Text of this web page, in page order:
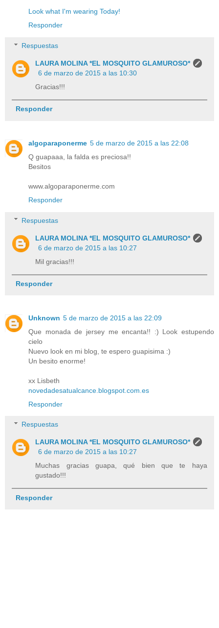
Look what I'm wearing Today!
Responder
Respuestas
LAURA MOLINA *EL MOSQUITO GLAMUROSO*
6 de marzo de 2015 a las 10:30
Gracias!!!
Responder
algoparaponerme 5 de marzo de 2015 a las 22:08
Q guapaaa, la falda es preciosa!!
Besitos
www.algoparaponerme.com
Responder
Respuestas
LAURA MOLINA *EL MOSQUITO GLAMUROSO*
6 de marzo de 2015 a las 10:27
Mil gracias!!!
Responder
Unknown 5 de marzo de 2015 a las 22:09
Que monada de jersey me encanta!! :) Look estupendo
cielo
Nuevo look en mi blog, te espero guapisima :)
Un besito enorme!
xx Lisbeth
novedadesatualcance.blogspot.com.es
Responder
Respuestas
LAURA MOLINA *EL MOSQUITO GLAMUROSO*
6 de marzo de 2015 a las 10:27
Muchas gracias guapa, qué bien que te haya
gustado!!!
Responder